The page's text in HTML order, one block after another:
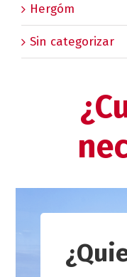
Hergóm
Sin categorizar